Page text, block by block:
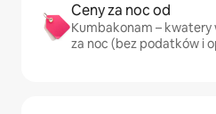
Ceny za noc od
Kumbakonam – kwatery
za noc (bez podatków i